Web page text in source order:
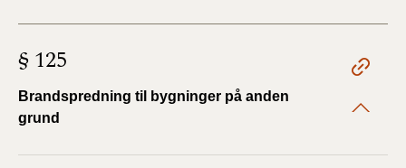
§ 125
Brandspredning til bygninger på anden
grund